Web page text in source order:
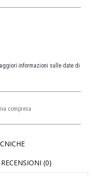
informazioni sulle date di
iva compresa
RECENSIONI (0)